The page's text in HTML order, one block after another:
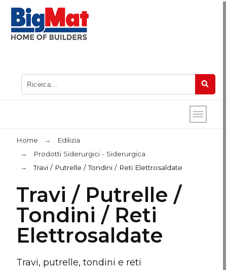
Home
Edilizia
Prodotti Siderurgici - Siderurgica
Travi / Putrelle / Tondini / Reti Elettrosaldate
Travi / Putrelle /
Tondini / Reti
Elettrosaldate
Travi, putrelle, tondini e reti